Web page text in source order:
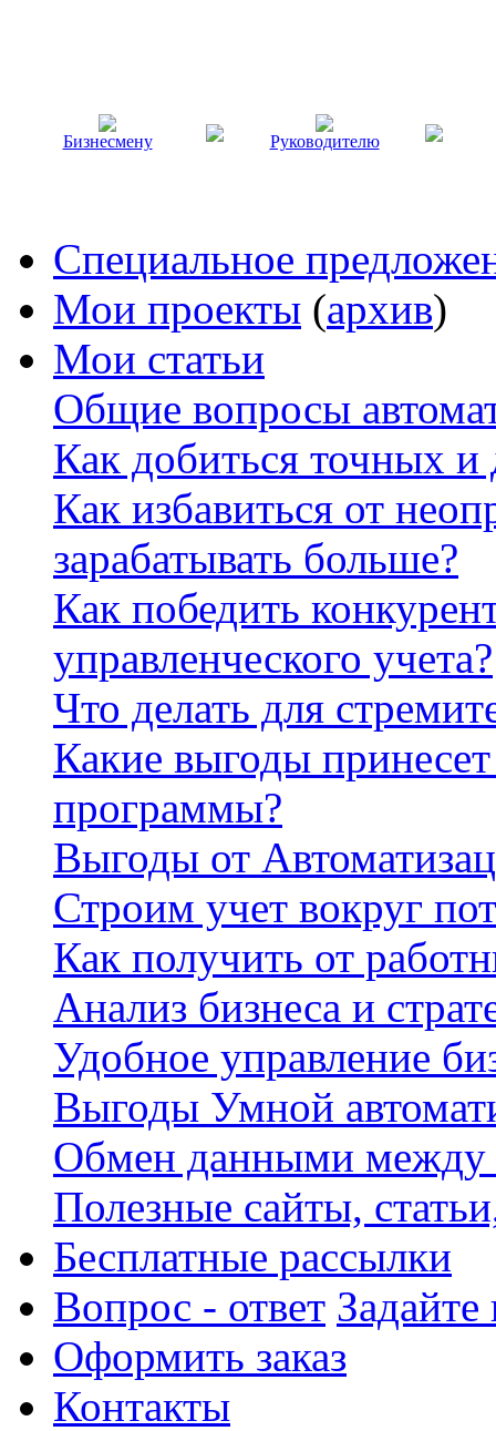
Бизнесмену Руководителю
Специальное
Мои проекты (архив)
Мои статьи
Общие вопросы
Как добиться точных
Как избавиться от
зарабатывать больше?
Как победить
управленческого учета?
Что делать для
Какие выгоды
программы?
Выгоды от
Строим учет вокруг
Как получить от
Анализ бизнеса и
Удобное управление
Выгоды Умной
Обмен данными между
Полезные сайты,
Бесплатные рассылки
Вопрос - ответ
Оформить заказ
Контакты